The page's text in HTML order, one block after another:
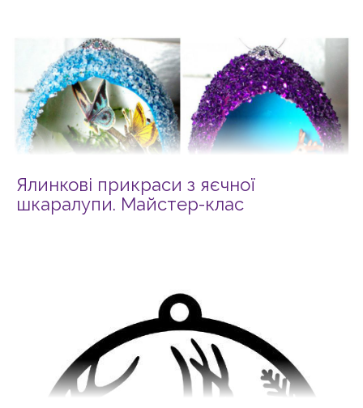
Ялинкові прикраси з яєчної
шкаралупи. Майстер-клас